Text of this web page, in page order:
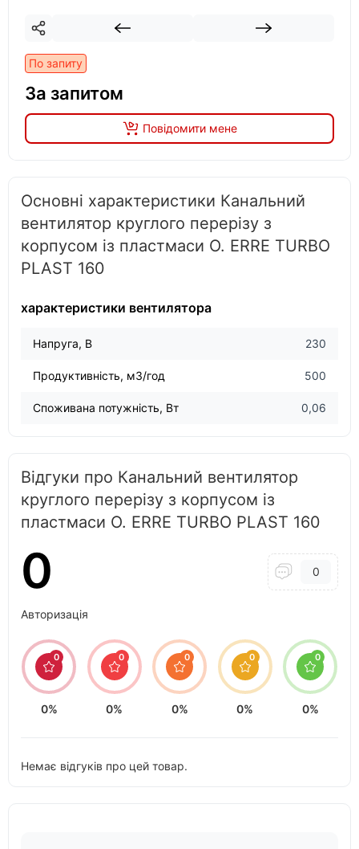
По запиту
За запитом
Повідомити мене
Основні характеристики Канальний
вентилятор круглого перерізу з
корпусом із пластмаси O. ERRE TURBO
PLAST 160
характеристики вентилятора
Напруга, В 230
Продуктивність, м3/год 500
Споживана потужність, Вт 0,06
Відгуки про Канальний вентилятор
круглого перерізу з корпусом із
пластмаси O. ERRE TURBO PLAST 160
0 0
Авторизація
0
0%
0
0%
0
0%
0
0%
0
0%
Немає відгуків про цей товар.